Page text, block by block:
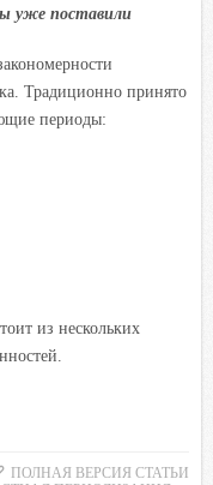
уже поставили
Традиционно принято
периоды:
из нескольких
ПОЛНАЯ ВЕРСИЯ СТАТЬИ